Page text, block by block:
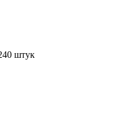
штук